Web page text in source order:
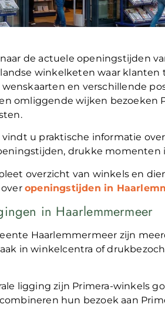
de actuele openingstijden
winkelketen waar
en verschillende
omliggende wijken bezoeken
vindt u praktische informatie
drukke momenten
overzicht van winkels en
openingstijden in
in Haarlemmermeer
Haarlemmermeer zijn
in winkelcentra of
ligging zijn Primera-winkels
hun bezoek aan